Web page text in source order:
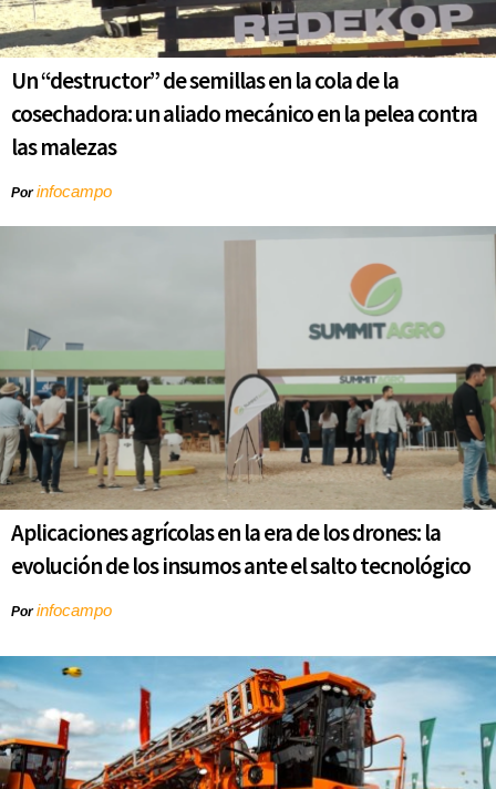
Un “destructor” de semillas en la cola de la
cosechadora: un aliado mecánico en la pelea contra
las malezas
Porinfocampo
Aplicaciones agrícolas en la era de los drones: la
evolución de los insumos ante el salto tecnológico
Porinfocampo